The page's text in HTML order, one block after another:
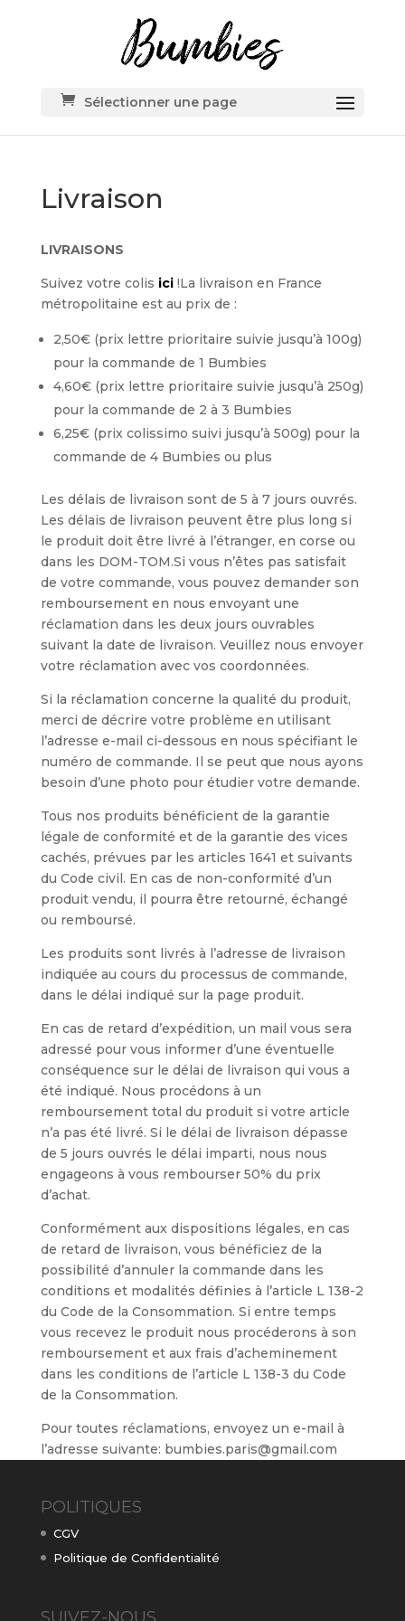
Sélectionner une page
Livraison
LIVRAISONS
Suivez votre colis ici!La livraison en France
métropolitaine est au prix de :
2,50€ (prix lettre prioritaire suivie jusqu’à 100g)
pour la commande de 1 Bumbies
4,60€ (prix lettre prioritaire suivie jusqu’à 250g)
pour la commande de 2 à 3 Bumbies
6,25€ (prix colissimo suivi jusqu’à 500g) pour la
commande de 4 Bumbies ou plus
Les délais de livraison sont de 5 à 7 jours ouvrés.
Les délais de livraison peuvent être plus long si
le produit doit être livré à l’étranger, en corse ou
dans les DOM-TOM.Si vous n’êtes pas satisfait
de votre commande, vous pouvez demander son
remboursement en nous envoyant une
réclamation dans les deux jours ouvrables
suivant la date de livraison. Veuillez nous envoyer
votre réclamation avec vos coordonnées.
Si la réclamation concerne la qualité du produit,
merci de décrire votre problème en utilisant
l’adresse e-mail ci-dessous en nous spécifiant le
numéro de commande. Il se peut que nous ayons
besoin d’une photo pour étudier votre demande.
Tous nos produits bénéficient de la garantie
légale de conformité et de la garantie des vices
cachés, prévues par les articles 1641 et suivants
du Code civil. En cas de non-conformité d’un
produit vendu, il pourra être retourné, échangé
ou remboursé.
Les produits sont livrés à l’adresse de livraison
indiquée au cours du processus de commande,
dans le délai indiqué sur la page produit.
En cas de retard d’expédition, un mail vous sera
adressé pour vous informer d’une éventuelle
conséquence sur le délai de livraison qui vous a
été indiqué. Nous procédons à un
remboursement total du produit si votre article
n’a pas été livré. Si le délai de livraison dépasse
de 5 jours ouvrés le délai imparti, nous nous
engageons à vous rembourser 50% du prix
d’achat.
Conformément aux dispositions légales, en cas
de retard de livraison, vous bénéficiez de la
possibilité d’annuler la commande dans les
conditions et modalités définies à l’article L 138-2
du Code de la Consommation. Si entre temps
vous recevez le produit nous procéderons à son
remboursement et aux frais d’acheminement
dans les conditions de l’article L 138-3 du Code
de la Consommation.
Pour toutes réclamations, envoyez un e-mail à
l’adresse suivante: bumbies.paris@gmail.com
POLITIQUES
CGV
Politique de Confidentialité